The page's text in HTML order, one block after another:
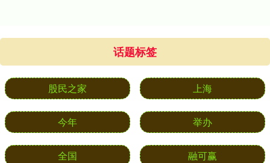
话题标签
股民之家 上海
今年 举办
全国 融可赢